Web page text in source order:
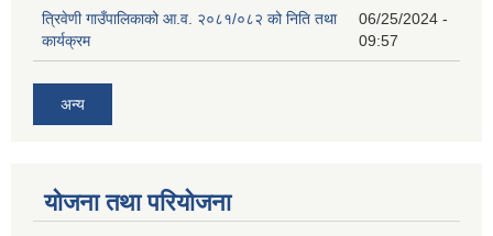
त्रिवेणी गाउँपालिकाको आ.व. २०८१/०८२ को निति तथा
कार्यक्रम
06/25/2024 -
09:57
अन्य
योजना तथा परियोजना